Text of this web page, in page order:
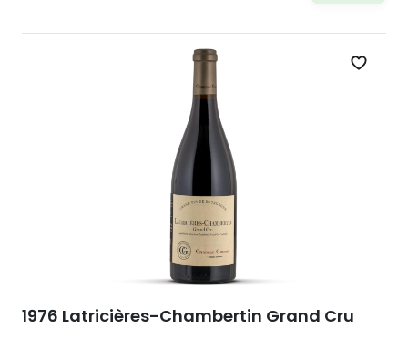
Zet
1976 Latricières-Chambertin Grand Cru